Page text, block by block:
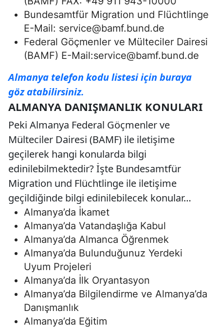
Bundesamtfür Migration und Flüchtlinge
E-Mail: service@bamf.bund.de
Federal Göçmenler ve Mülteciler Dairesi
(BAMF) E-Mail:service@bamf.bund.de
Almanya telefon kodu listesi için buraya
göz atabilirsiniz.
ALMANYA DANIŞMANLIK KONULARI
Peki Almanya Federal Göçmenler ve
Mülteciler Dairesi (BAMF) ile iletişime
geçilerek hangi konularda bilgi
edinilebilmektedir? İşte Bundesamtfür
Migration und Flüchtlinge ile iletişime
geçildiğinde bilgi edinilebilecek konular…
Almanya’da İkamet
Almanya’da Vatandaşlığa Kabul
Almanya’da Almanca Öğrenmek
Almanya’da Bulunduğunuz Yerdeki
Uyum Projeleri
Almanya’da İlk Oryantasyon
Almanya’da Bilgilendirme ve Almanya’da
Danışmanlık
Almanya’da Eğitim